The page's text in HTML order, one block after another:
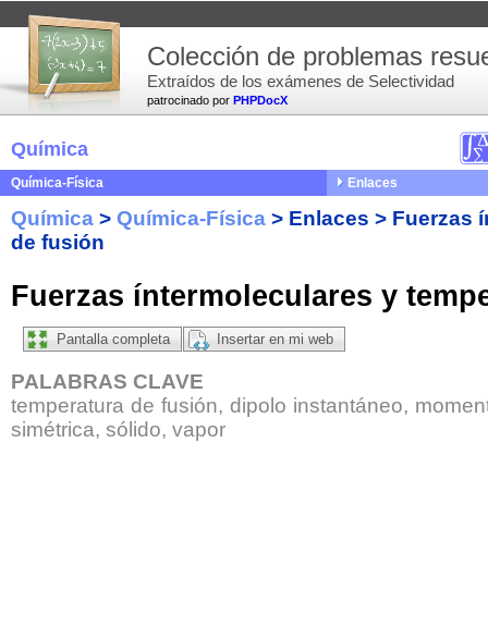
patrocinado por PHPDocX
Colección de problemas
Extraídos de los exámenes de Selectividad
Química
Química-Física Enlaces
Química > Química-Física > Enlaces > Fuerzas
de fusión
Fuerzas íntermoleculares y
Pantalla completa Insertar en mi web
PALABRAS CLAVE
temperatura de fusión, dipolo instantáneo,
simétrica, sólido, vapor